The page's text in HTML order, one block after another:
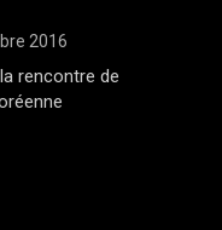
2016
rencontre de